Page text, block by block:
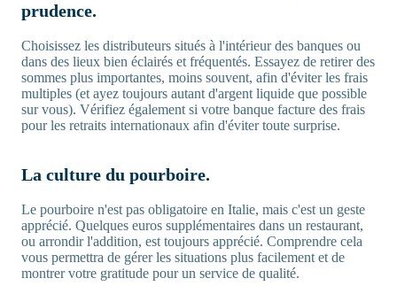
prudence.
Choisissez les distributeurs situés à l'intérieur des banques ou
dans des lieux bien éclairés et fréquentés. Essayez de retirer des
sommes plus importantes, moins souvent, afin d'éviter les frais
multiples (et ayez toujours autant d'argent liquide que possible
sur vous). Vérifiez également si votre banque facture des frais
pour les retraits internationaux afin d'éviter toute surprise.
La culture du pourboire.
Le pourboire n'est pas obligatoire en Italie, mais c'est un geste
apprécié. Quelques euros supplémentaires dans un restaurant,
ou arrondir l'addition, est toujours apprécié. Comprendre cela
vous permettra de gérer les situations plus facilement et de
montrer votre gratitude pour un service de qualité.